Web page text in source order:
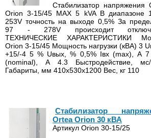
Стабилизатор напряжения
Orion 3-15/45 MAX 5 kVA В диапазоне
253V точность на выходе 0,5% За
97 - 278V происходит
ТЕХНИЧЕСКИЕ ХАРАКТЕРИСТИКИ
Orion 3-15/45 Мощность нагрузки (кВА) 3
+15/-4 5 % Uвых, % 0,5% Iвх (max), А
(nominal), А 4.3 Быстродействие,
Габариты, мм 410х530х1200 Вес, кг 110
Стабилизатор
Ortea Orion 30 кВА
Артикул Orion 30-15/25